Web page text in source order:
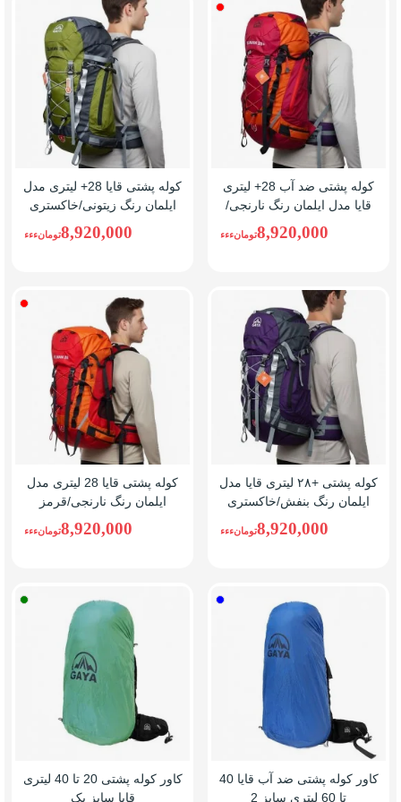
نارنجی/
کوله پشتی ضد آب 28+ لیتری
قایا مدل ایلمان رنگ نارنجی/
قرمز
8,920,000تومانءءء
کوله پشتی قایا 28+ لیتری مدل
ایلمان رنگ زیتونی/خاکستری
8,920,000تومانءءء
کوله پشتی +۲۸ لیتری قایا مدل
ایلمان رنگ بنفش/خاکستری
8,920,000تومانءءء
کوله پشتی قایا 28 لیتری مدل
ایلمان رنگ نارنجی/قرمز
8,920,000تومانءءء
آبی
کاور کوله پشتی ضد آب قایا 40
تا 60 لیتری سایز 2
سبز
کاور کوله پشتی 20 تا 40 لیتری
قایا سایز یک